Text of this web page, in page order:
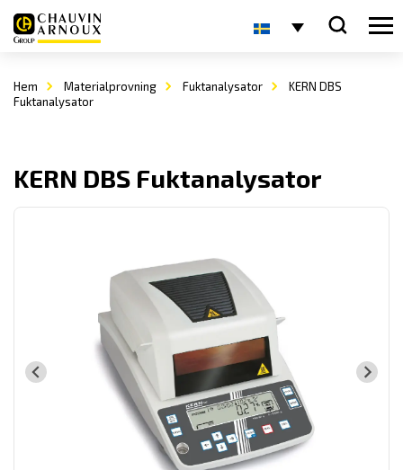
Hem Materialprovning Fuktanalysator
KERN DBS
Fuktanalysator
KERN DBS Fuktanalysator